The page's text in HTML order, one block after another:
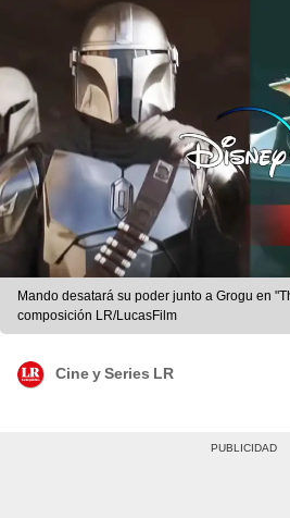
Mando desatará su poder junto a Grogu en
composición LR/LucasFilm
Cine y Series LR